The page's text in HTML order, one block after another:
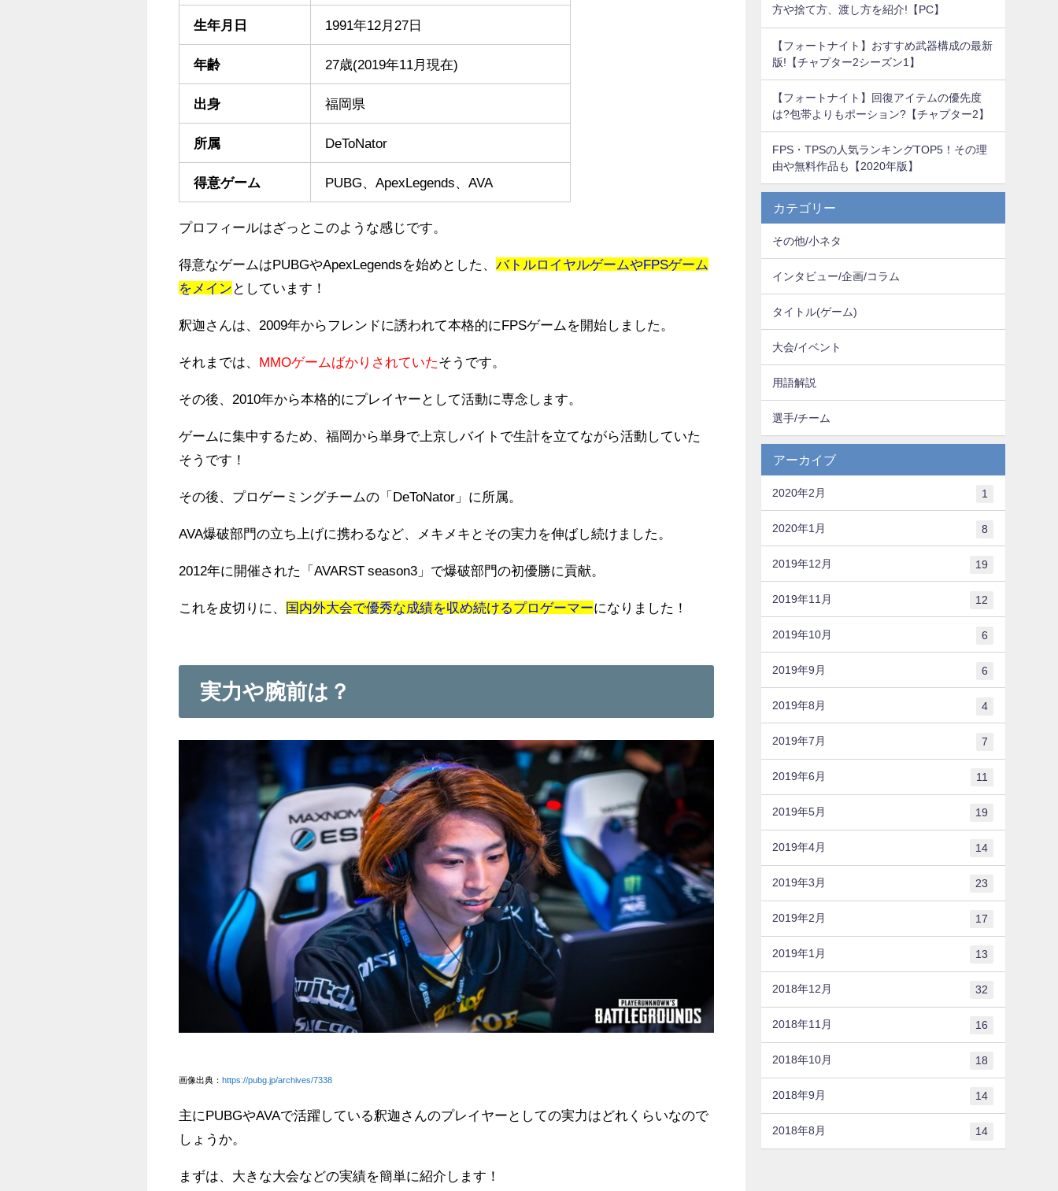
生年月日 1991年12月27日
年齢 27歳(2019年11月現在)
出身 福岡県
所属 DeToNator
得意ゲーム PUBG、ApexLegends、AVA
プロフィールはざっとこのような感じです。
得意なゲームはPUBGやApexLegendsを始めとした、バトルロイヤルゲームやFPSゲーム
をメイン としています！
釈迦さんは、2009年からフレンドに誘われて本格的にFPSゲームを開始しました。
それまでは、 MMOゲームばかりされていたそうです。
その後、2010年から本格的にプレイヤーとして活動に専念します。
ゲームに集中するため、福岡から単身で上京しバイトで生計を立てながら活動していた
そうです！
その後、プロゲーミングチームの「 DeToNator」に所属。
AVA爆破部門の立ち上げに携わるなど、メキメキとその実力を伸ばし続けました。
2012年に開催された「AVARST season3」で爆破部門の初優勝に貢献。
これを皮切りに、 国内外大会で優秀な成績を収め続けるプロゲーマーになりました！
実力や腕前は？
画像出典： https://pubg.jp/archives/7338
主にPUBGやAVAで活躍している釈迦さんのプレイヤーとしての実力はどれくらいなので
しょうか。
まずは、大きな大会などの実績を簡単に紹介します！
方や捨て方、渡し方を紹介!【PC】
【フォートナイト】おすすめ武器構成の最新
版!【チャプター2シーズン1】
【フォートナイト】回復アイテムの優先度
は?包帯よりもポーション?【チャプター2】
FPS・TPSの人気ランキングTOP5！その理
由や無料作品も【2020年版】
カテゴリー
その他/小ネタ
インタビュー/企画/コラム
タイトル(ゲーム)
大会/イベント
用語解説
選手/チーム
アーカイブ
2020年2月 1
2020年1月 8
2019年12月 19
2019年11月 12
2019年10月 6
2019年9月 6
2019年8月 4
2019年7月 7
2019年6月 11
2019年5月 19
2019年4月 14
2019年3月 23
2019年2月 17
2019年1月 13
2018年12月 32
2018年11月 16
2018年10月 18
2018年9月 14
2018年8月 14